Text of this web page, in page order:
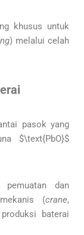
khusus untuk
) melalui celah
pasok yang
$\text{PbO}$
pemuatan dan
(crane,
baterai